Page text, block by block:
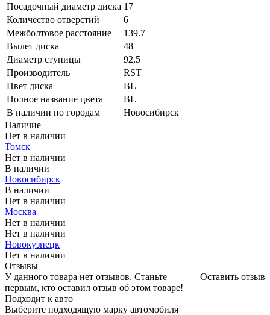
Посадочный диаметр диска 17
Количество отверстий
6
Межболтовое расстояние
139.7
Вылет диска
48
Диаметр ступицы
92,5
Производитель
RST
Цвет диска
BL
Полное название цвета
BL
В наличии по городам
Новосибирск
Наличие
Нет в наличии
Томск
Нет в наличии
В наличии
Новосибирск
В наличии
Нет в наличии
Москва
Нет в наличии
Нет в наличии
Новокузнецк
Нет в наличии
Отзывы
Оставить отзыв
У данного товара нет отзывов. Станьте
первым, кто оставил отзыв об этом товаре!
Подходит к авто
Выберите подходящую марку автомобиля